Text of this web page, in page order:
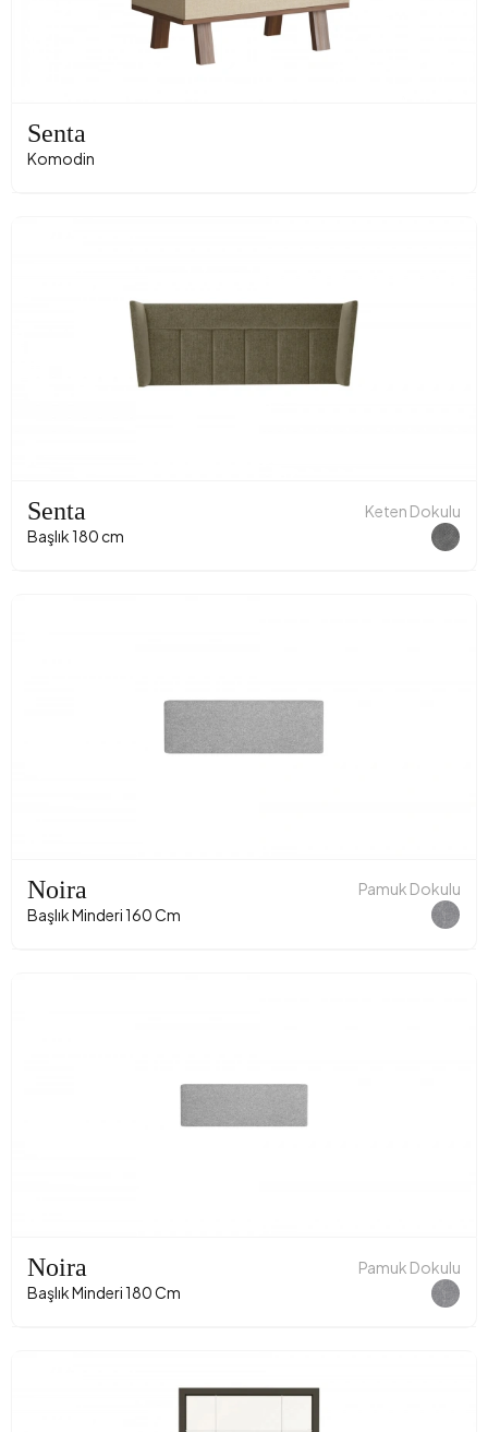
Senta
Komodin
Senta
Başlık 180 cm
Keten Dokulu
Noira
Başlık Minderi 160 Cm
Pamuk Dokulu
Noira
Başlık Minderi 180 Cm
Pamuk Dokulu